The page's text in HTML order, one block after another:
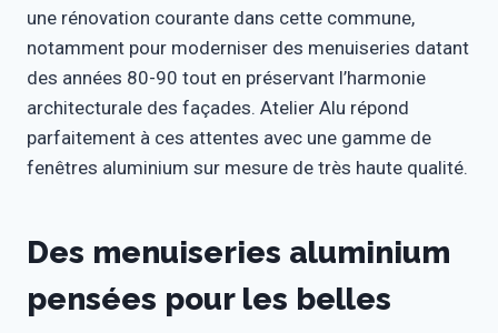
une rénovation courante dans cette commune,
notamment pour moderniser des menuiseries datant
des années 80-90 tout en préservant l’harmonie
architecturale des façades. Atelier Alu répond
parfaitement à ces attentes avec une gamme de
fenêtres aluminium sur mesure de très haute qualité.
Des menuiseries aluminium
pensées pour les belles